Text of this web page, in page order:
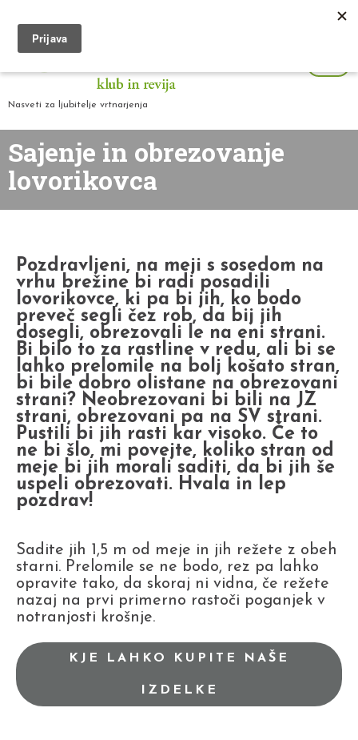
Nasveti za ljubitelje vrtnarjenja
Sajenje in obrezovanje
lovorikovca
Pozdravljeni, na meji s sosedom na
vrhu brežine bi radi posadili
lovorikovce, ki pa bi jih, ko bodo
preveč segli čez rob, da bij jih
dosegli, obrezovali le na eni strani.
Bi bilo to za rastline v redu, ali bi se
lahko prelomile na bolj košato stran,
bi bile dobro olistane na obrezovani
strani? Neobrezovani bi bili na JZ
strani, obrezovani pa na SV strani.
Pustili bi jih rasti kar visoko. Če to
ne bi šlo, mi povejte, koliko stran od
meje bi jih morali saditi, da bi jih še
uspeli obrezovati. Hvala in lep
pozdrav!
Sadite jih 1,5 m od meje in jih režete z obeh
starni. Prelomile se ne bodo, rez pa lahko
opravite tako, da skoraj ni vidna, če režete
nazaj na prvi primerno rastoči poganjek v
notranjosti krošnje.
KJE LAHKO KUPITE NAŠE
IZDELKE